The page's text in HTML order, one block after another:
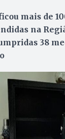
mais de
na
38